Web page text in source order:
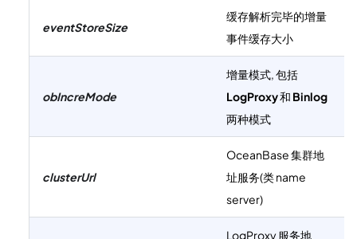
eventStoreSize
缓存解析完毕的增量
事件缓存大小
obIncreMode
增量模式, 包括
LogProxy和 Binlog
两种模式
clusterUrl
OceanBase 集群地
址服务(类 name
server)
LogProxy 服务地